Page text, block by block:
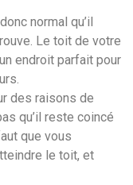
normal qu’il
Le toit de votre
endroit parfait pour
des raisons de
qu’il reste coincé
que vous
le toit, et